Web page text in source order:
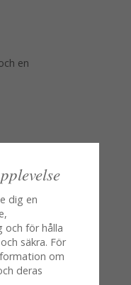
en
dig en
och för hålla
säkra. För
om
deras